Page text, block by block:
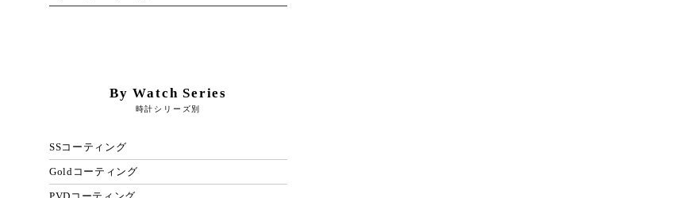
By Watch Series
時計シリーズ別
SSコーティング
Goldコーティング